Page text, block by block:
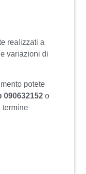
realizzati a
variazioni di
potete
090632152 o
termine